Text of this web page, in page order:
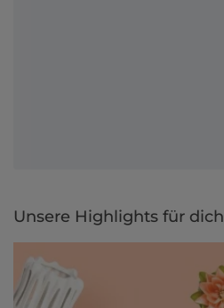
Unsere Highlights für dich